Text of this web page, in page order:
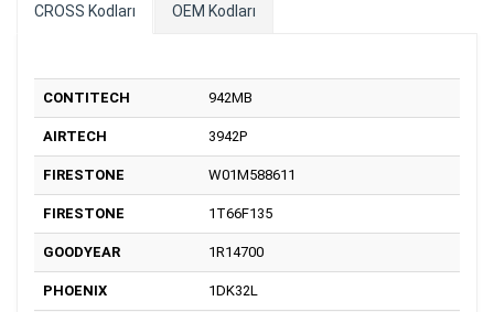
CROSS Kodları OEM Kodları
CONTITECH 942MB
AIRTECH 3942P
FIRESTONE W01M588611
FIRESTONE 1T66F135
GOODYEAR 1R14700
PHOENIX 1DK32L